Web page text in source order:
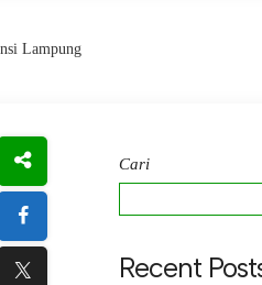
Lampung
Cari
Recent